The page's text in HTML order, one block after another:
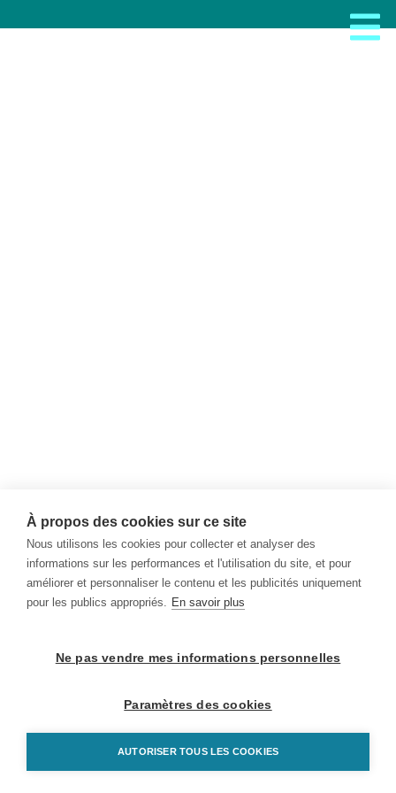
À propos des cookies sur ce site
Nous utilisons les cookies pour collecter et analyser des
informations sur les performances et l'utilisation du site, et pour
améliorer et personnaliser le contenu et les publicités uniquement
pour les publics appropriés. En savoir plus
Ne pas vendre mes informations personnelles
Paramètres des cookies
AUTORISER TOUS LES COOKIES